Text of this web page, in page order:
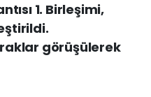
1. Birleşimi,
görüşülerek